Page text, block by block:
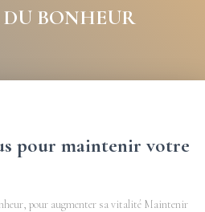
BONHEUR
pour maintenir votre
pour augmenter sa vitalité Maintenir